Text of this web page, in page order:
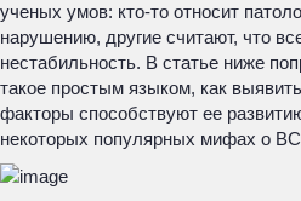
ученых умов: кто-то относит
нарушению, другие считают, что
нестабильность. В статье ниже
такое простым языком, как
факторы способствуют ее
некоторых популярных мифах о